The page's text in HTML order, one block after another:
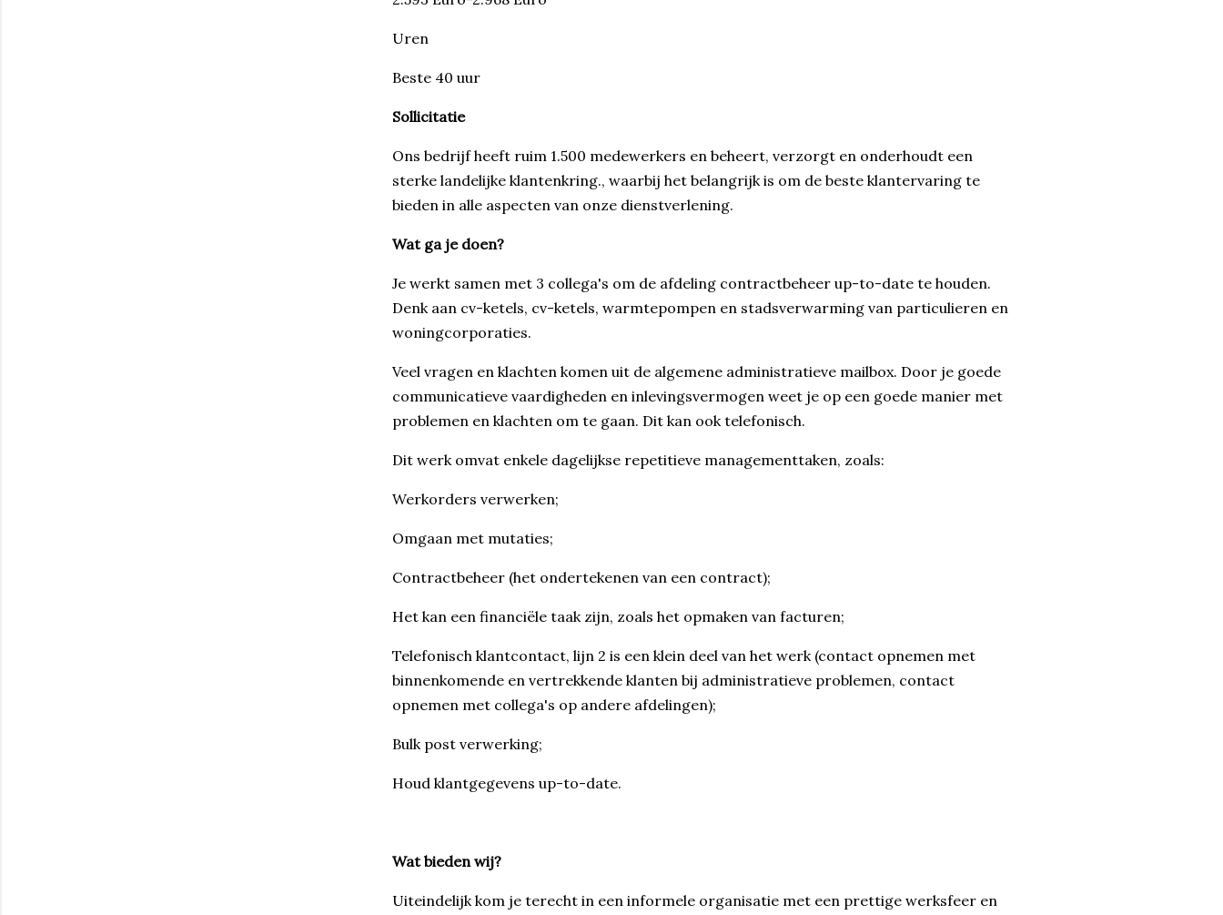
Uren
Beste 40 uur
Sollicitatie
Ons bedrijf heeft ruim 1.500 medewerkers en beheert, verzorgt en onderhoudt een
sterke landelijke klantenkring., waarbij het belangrijk is om de beste klantervaring te
bieden in alle aspecten van onze dienstverlening.
Wat ga je doen?
Je werkt samen met 3 collega's om de afdeling contractbeheer up-to-date te houden.
Denk aan cv-ketels, cv-ketels, warmtepompen en stadsverwarming van particulieren en
woningcorporaties.
Veel vragen en klachten komen uit de algemene administratieve mailbox. Door je goede
communicatieve vaardigheden en inlevingsvermogen weet je op een goede manier met
problemen en klachten om te gaan. Dit kan ook telefonisch.
Dit werk omvat enkele dagelijkse repetitieve managementtaken, zoals:
Werkorders verwerken;
Omgaan met mutaties;
Contractbeheer (het ondertekenen van een contract);
Het kan een financiële taak zijn, zoals het opmaken van facturen;
Telefonisch klantcontact, lijn 2 is een klein deel van het werk (contact opnemen met
binnenkomende en vertrekkende klanten bij administratieve problemen, contact
opnemen met collega's op andere afdelingen);
Bulk post verwerking;
Houd klantgegevens up-to-date.
Wat bieden wij?
Uiteindelijk kom je terecht in een informele organisatie met een prettige werksfeer en